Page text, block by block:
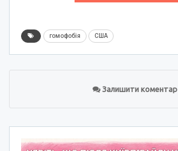
гомофобія США
Залишити коментар